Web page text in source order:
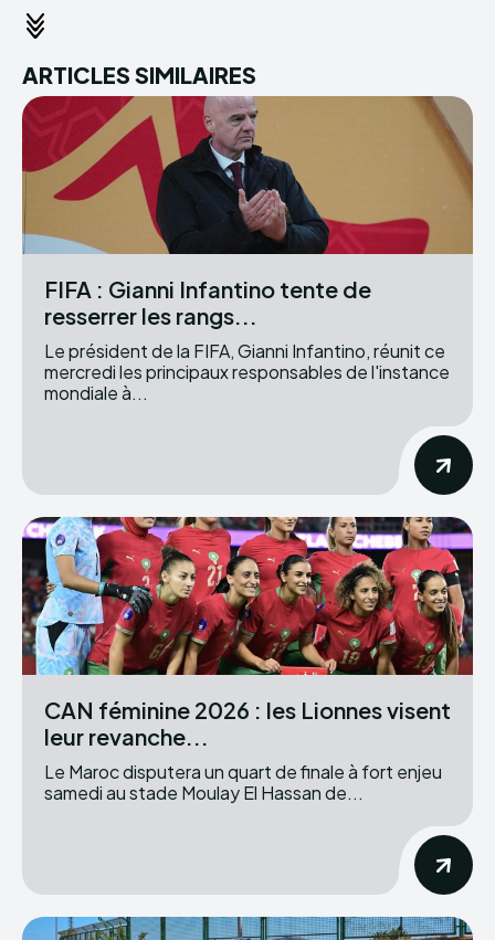
ARTICLES SIMILAIRES
FIFA : Gianni Infantino tente de
resserrer les rangs...
Le président de la FIFA, Gianni Infantino, réunit ce
mercredi les principaux responsables de l'instance
mondiale à...
CAN féminine 2026 : les Lionnes visent
leur revanche...
Le Maroc disputera un quart de finale à fort enjeu
samedi au stade Moulay El Hassan de...